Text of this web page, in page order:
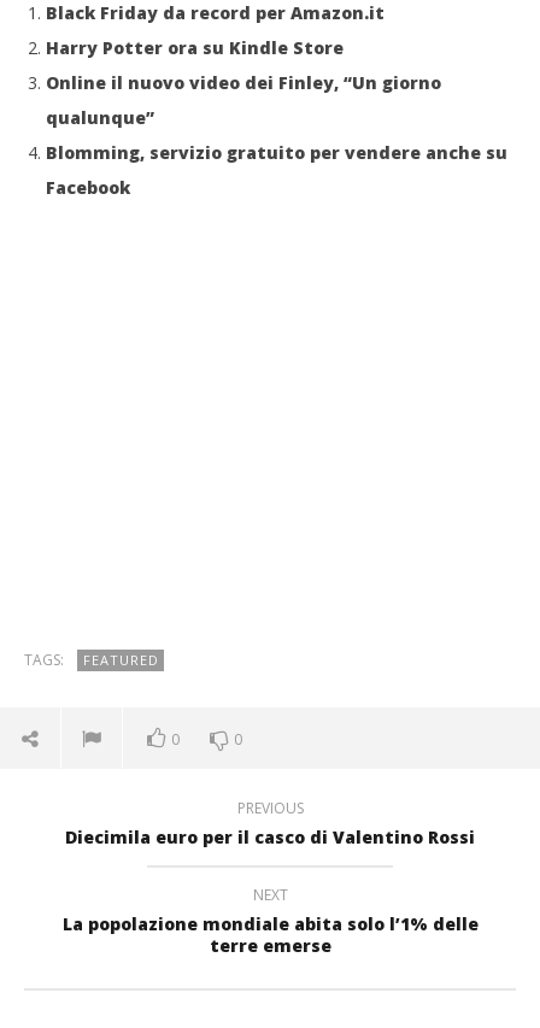
Black Friday da record per Amazon.it
Harry Potter ora su Kindle Store
Online il nuovo video dei Finley, “Un giorno
qualunque”
Blomming, servizio gratuito per vendere anche su
Facebook
TAGS: FEATURED
0 0
PREVIOUS
Diecimila euro per il casco di Valentino Rossi
NEXT
La popolazione mondiale abita solo l’1% delle
terre emerse